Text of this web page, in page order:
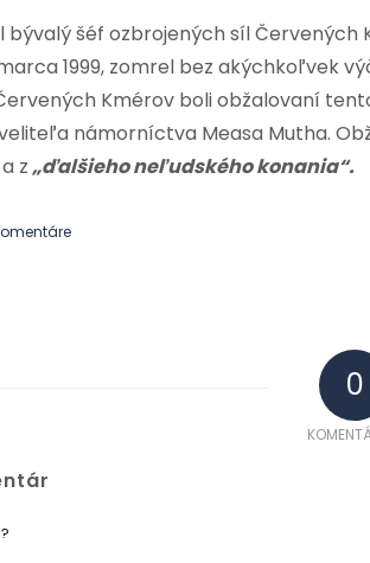
bývalý šéf ozbrojených síl
1999, zomrel bez akýchkoľvek
Kmérov boli obžalovaní
námorníctva Measa Mutha.
z„ďalšieho neľudského konania“.
0